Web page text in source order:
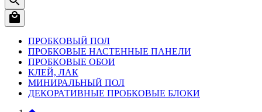
ПРОБКОВЫЙ ПОЛ
ПРОБКОВЫЕ НАСТЕННЫЕ ПАНЕЛИ
ПРОБКОВЫЕ ОБОИ
КЛЕЙ, ЛАК
МИНИРАЛЬНЫЙ ПОЛ
ДЕКОРАТИВНЫЕ ПРОБКОВЫЕ БЛОКИ